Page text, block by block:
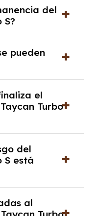
siempre y
de renting.
del
S?
varía entre 2 y 5
pueden
10,000 y
ese límite,
el
Turbo
o, en algunos
previamente
del
S está
a todo riesgo
al